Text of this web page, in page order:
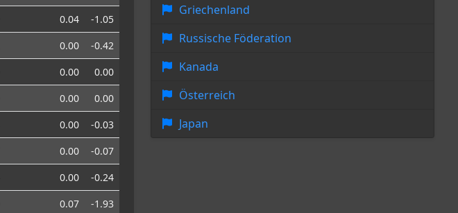
0.04
-1.05
0.00
-0.42
0.00
0.00
0.00
0.00
0.00
-0.03
0.00
-0.07
0.00
-0.24
0.07 -1.93
Griechenland
Russische Föderation
Kanada
Österreich
Japan